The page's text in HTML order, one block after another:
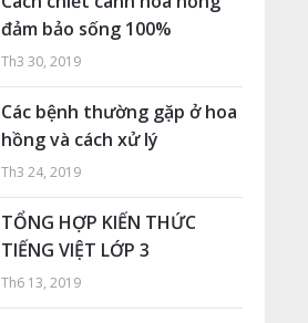
đảm bảo sống 100%
Th3 30, 2019
Các bệnh thường gặp ở hoa
hồng và cách xử lý
Th3 24, 2019
TỔNG HỢP KIẾN THỨC
TIẾNG VIỆT LỚP 3
Th6 13, 2019